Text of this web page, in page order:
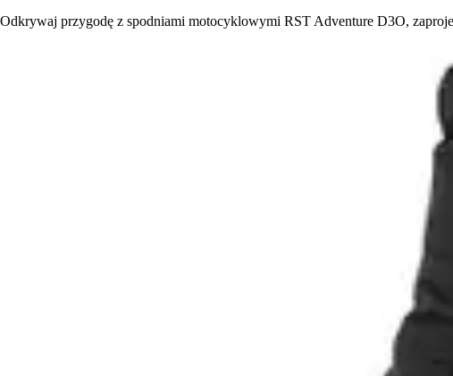
Odkrywaj przygodę z spodniami motocyklowymi RST Adventure D3O,